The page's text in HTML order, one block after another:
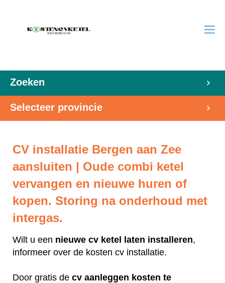
Zoeken
Selecteer provincie
CV installatie Bergen aan Zee
aansluiten | Oude combi ketel
vervangen en nieuwe huren of
kopen. Storing na onderhoud met
intergas.
Wilt u een nieuwe cv ketel laten installeren,
informeer over de kosten cv installatie.
Door gratis de cv aanleggen kosten te